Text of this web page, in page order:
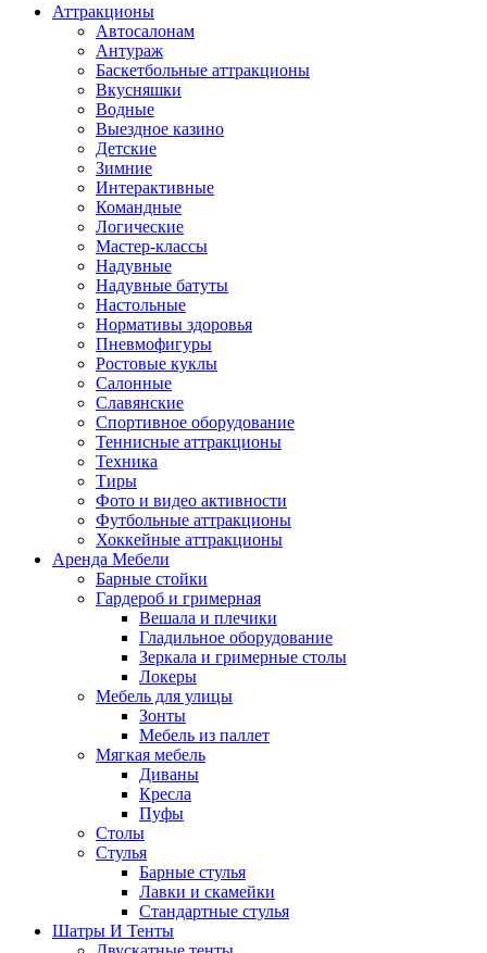
Аттракционы
Автосалонам
Антураж
Баскетбольные аттракционы
Вкусняшки
Водные
Выездное казино
Детские
Зимние
Интерактивные
Командные
Логические
Мастер-классы
Надувные
Надувные батуты
Настольные
Нормативы здоровья
Пневмофигуры
Ростовые куклы
Салонные
Славянские
Спортивное оборудование
Теннисные аттракционы
Техника
Тиры
Фото и видео активности
Футбольные аттракционы
Хоккейные аттракционы
Аренда Мебели
Барные стойки
Гардероб и гримерная
Вешала и плечики
Гладильное оборудование
Зеркала и гримерные столы
Локеры
Мебель для улицы
Зонты
Мебель из паллет
Мягкая мебель
Диваны
Кресла
Пуфы
Столы
Стулья
Барные стулья
Лавки и скамейки
Стандартные стулья
Шатры И Тенты